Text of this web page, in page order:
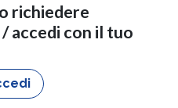
richiedere
accedi con il tuo